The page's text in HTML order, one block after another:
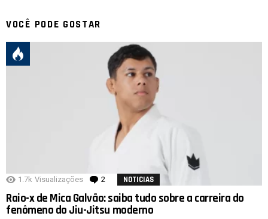
VOCÊ PODE GOSTAR
1.7k Visualizações 2 Comentários
NOTICIAS
Raio-x de Mica Galvão: saiba tudo sobre a carreira do
fenômeno do Jiu-Jitsu moderno